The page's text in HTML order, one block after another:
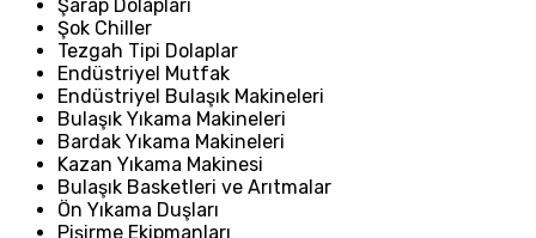
Şarap Dolapları
Şok Chiller
Tezgah Tipi Dolaplar
Endüstriyel Mutfak
Endüstriyel Bulaşık Makineleri
Bulaşık Yıkama Makineleri
Bardak Yıkama Makineleri
Kazan Yıkama Makinesi
Bulaşık Basketleri ve Arıtmalar
Ön Yıkama Duşları
Pişirme Ekipmanları